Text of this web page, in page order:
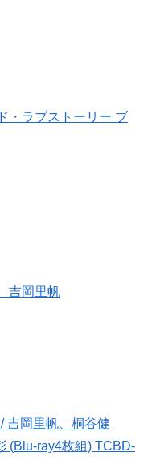
・ラブストーリー ブ
吉岡里帆
吉岡里帆、桐谷健
(Blu-ray4枚組) TCBD-